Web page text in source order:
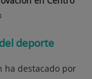
deporte
ha destacado por